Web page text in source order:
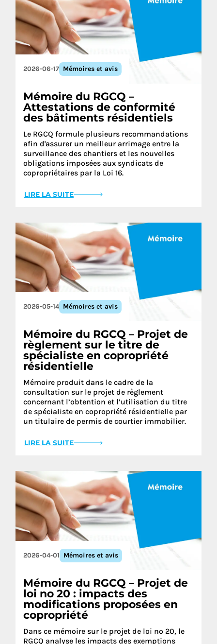
2026-06-17 Mémoires et avis
Mémoire du RGCQ –
Attestations de conformité
des bâtiments résidentiels
Le RGCQ formule plusieurs recommandations
afin d'assurer un meilleur arrimage entre la
surveillance des chantiers et les nouvelles
obligations imposées aux syndicats de
copropriétaires par la Loi 16.
LIRE LA SUITE
2026-05-14 Mémoires et avis
Mémoire du RGCQ – Projet de
règlement sur le titre de
spécialiste en copropriété
résidentielle
Mémoire produit dans le cadre de la
consultation sur le projet de règlement
concernant l’obtention et l’utilisation du titre
de spécialiste en copropriété résidentielle par
un titulaire de permis de courtier immobilier.
LIRE LA SUITE
2026-04-01 Mémoires et avis
Mémoire du RGCQ – Projet de
loi no 20 : impacts des
modifications proposées en
copropriété
Dans ce mémoire sur le projet de loi no 20, le
RGCQ analyse les impacts des exemptions